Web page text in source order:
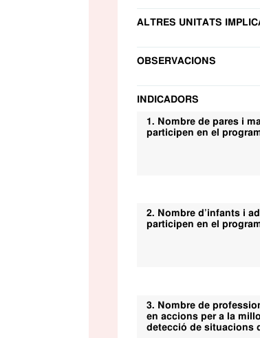
ALTRES UNITATS
OBSERVACIONS
INDICADORS
1. Nombre de pares i
participen en el
2. Nombre d’infants i
participen en el
3. Nombre de
en accions per a la
detecció de situacions